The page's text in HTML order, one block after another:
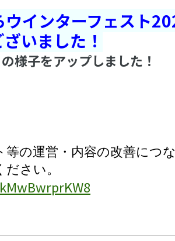
インターフェスト
いました！
様子をアップしました！
の運営・内容の改善につな
さい。